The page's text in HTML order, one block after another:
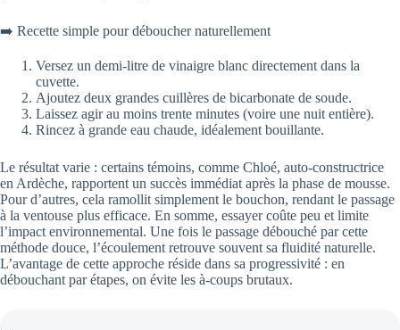
➡️ Recette simple pour déboucher naturellement
Versez un demi-litre de vinaigre blanc directement dans la
cuvette.
Ajoutez deux grandes cuillères de bicarbonate de soude.
Laissez agir au moins trente minutes (voire une nuit entière).
Rincez à grande eau chaude, idéalement bouillante.
Le résultat varie : certains témoins, comme Chloé, auto-constructrice
en Ardèche, rapportent un succès immédiat après la phase de mousse.
Pour d’autres, cela ramollit simplement le bouchon, rendant le passage
à la ventouse plus efficace. En somme, essayer coûte peu et limite
l’impact environnemental. Une fois le passage débouché par cette
méthode douce, l’écoulement retrouve souvent sa fluidité naturelle.
L’avantage de cette approche réside dans sa progressivité : en
débouchant par étapes, on évite les à-coups brutaux.